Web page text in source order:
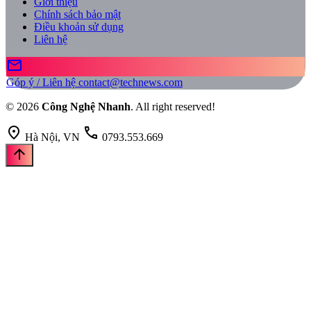
Chính sách bảo mật
Điều khoản sử dụng
Liên hệ
mail
Góp ý / Liên hệ contact@technews.com
© 2026 Công Nghệ Nhanh. All right reserved!
location_on Hà Nội, VN call 0793.553.669
arrow_upward